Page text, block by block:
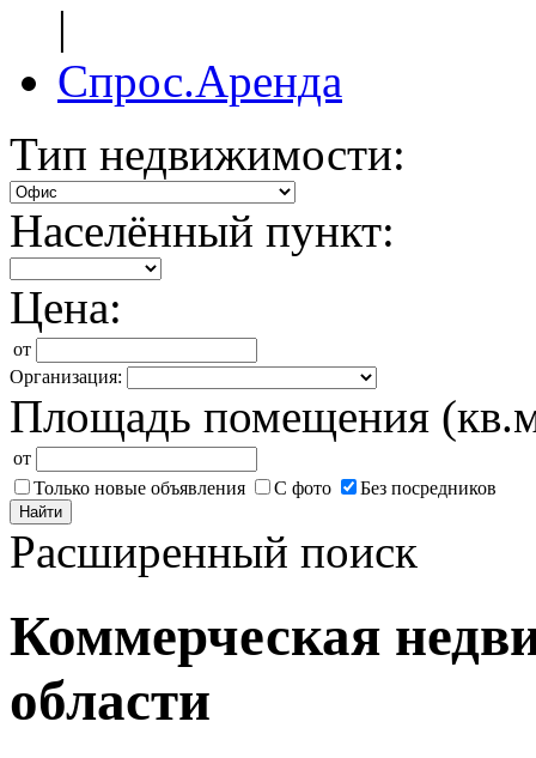
|
Спрос.Аренда
Тип недвижимости:
Населённый пункт:
Цена:
от
Организация:
Площадь помещения
от
Только новые объявления
С фото Без посредников
Найти
Расширенный поиск
Коммерческая
области